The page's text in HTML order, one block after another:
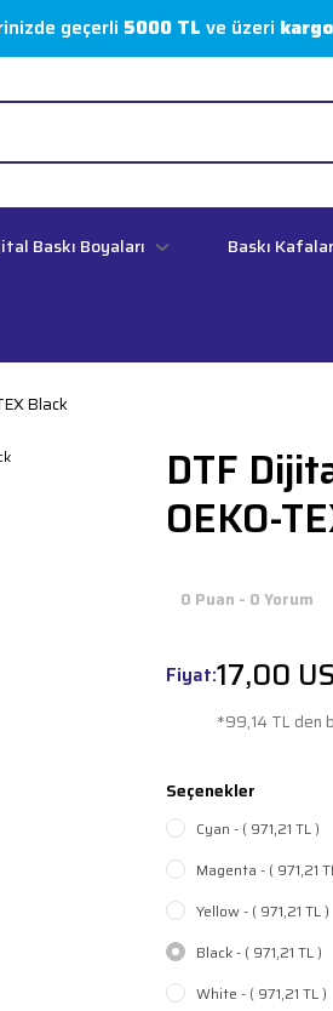
geçerli 5000 TL ve üzeri
Baskı Boyaları Baskı
Black
DTF
OEKO-
0 Puan - 0 Yorum
Fiyat:17,00
*99,14 TL den
Seçenekler
Cyan - ( 971,21 TL )
Magenta - ( 971,21
Yellow - ( 971,21 TL )
Black - ( 971,21 TL )
White - ( 971,21 TL )